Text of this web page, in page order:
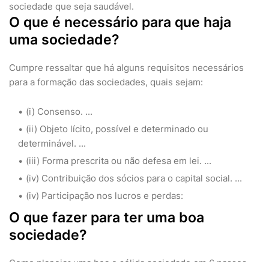
sociedade que seja saudável.
O que é necessário para que haja
uma sociedade?
Cumpre ressaltar que há alguns requisitos necessários
para a formação das sociedades, quais sejam:
(i) Consenso. ...
(ii) Objeto lícito, possível e determinado ou
determinável. ...
(iii) Forma prescrita ou não defesa em lei. ...
(iv) Contribuição dos sócios para o capital social. ...
(iv) Participação nos lucros e perdas:
O que fazer para ter uma boa
sociedade?